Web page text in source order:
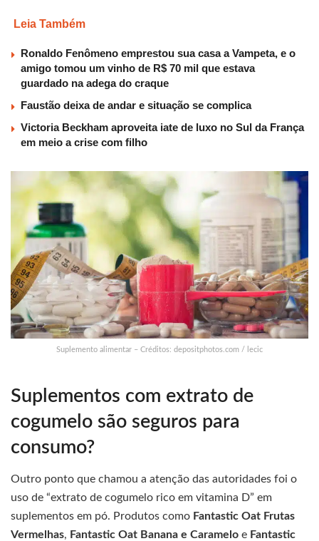
Leia Também
Ronaldo Fenômeno emprestou sua casa a Vampeta, e o
amigo tomou um vinho de R$ 70 mil que estava
guardado na adega do craque
Faustão deixa de andar e situação se complica
Victoria Beckham aproveita iate de luxo no Sul da França
em meio a crise com filho
Suplemento alimentar – Créditos: depositphotos.com / lecic
Suplementos com extrato de
cogumelo são seguros para
consumo?
Outro ponto que chamou a atenção das autoridades foi o
uso de “extrato de cogumelo rico em vitamina D” em
suplementos em pó. Produtos como Fantastic Oat Frutas
Vermelhas, Fantastic Oat Banana e Caramelo e Fantastic